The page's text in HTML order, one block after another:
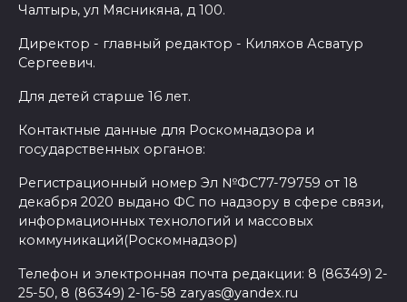
Чалтырь, ул Мясникяна, д 100.
Директор - главный редактор - Киляхов Асватур
Сергеевич.
Для детей старше 16 лет.
Контактные данные для Роскомнадзора и
государственных органов:
Регистрационный номер Эл №ФС77-79759 от 18
декабря 2020 выдано ФС по надзору в сфере связи,
информационных технологий и массовых
коммуникаций(Роскомнадзор)
Телефон и электронная почта редакции: 8 (86349) 2-
25-50, 8 (86349) 2-16-58 zaryas@yandex.ru